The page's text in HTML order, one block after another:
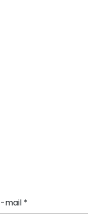
mail *